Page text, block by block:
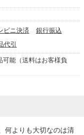
ビニ決済
銀行振込
代引
能（送料はお客様負
何よりも大切なのは清